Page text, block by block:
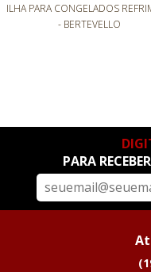
ILHA PARA CONGELADOS
- BERTEVELLO
PARA